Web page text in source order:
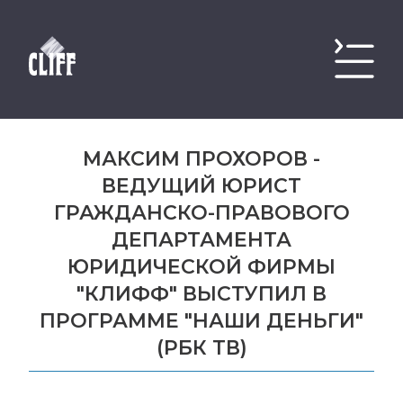
МАКСИМ ПРОХОРОВ -
ВЕДУЩИЙ ЮРИСТ
ГРАЖДАНСКО-ПРАВОВОГО
ДЕПАРТАМЕНТА
ЮРИДИЧЕСКОЙ ФИРМЫ
"КЛИФФ" ВЫСТУПИЛ В
ПРОГРАММЕ "НАШИ ДЕНЬГИ"
(РБК ТВ)